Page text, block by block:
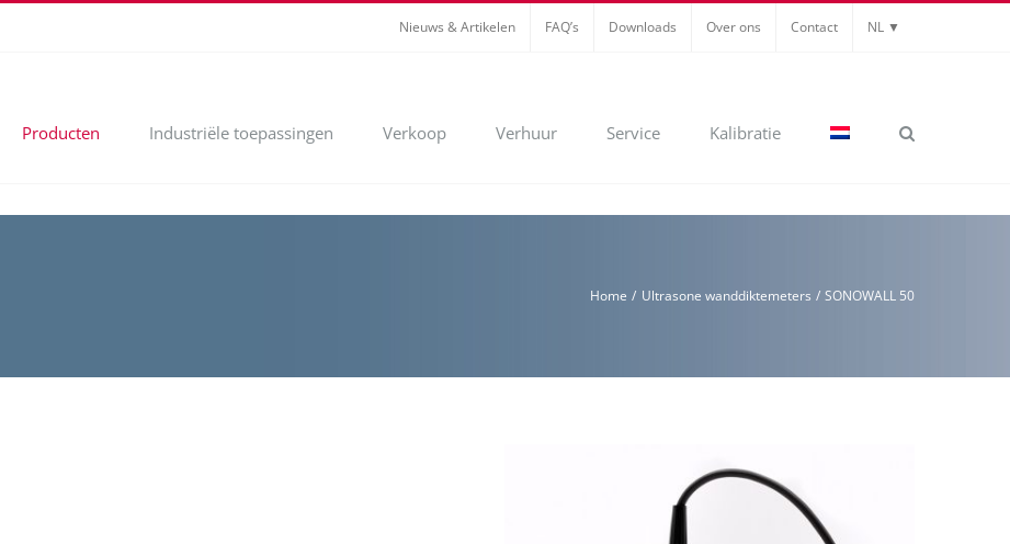
Nieuws & Artikelen FAQ’s Downloads Over ons Contact NL ▼
Producten Industriële toepassingen Verkoop Verhuur Service Kalibratie
Home Ultrasone wanddiktemeters SONOWALL 50